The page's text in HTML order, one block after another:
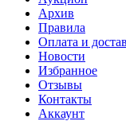
Архив
Правила
Оплата и
Новости
Избранное
Отзывы
Контакты
Аккаунт